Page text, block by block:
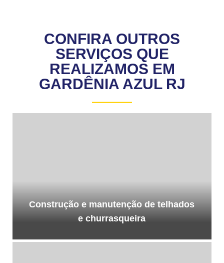
CONFIRA OUTROS
SERVIÇOS QUE
REALIZAMOS EM
GARDÊNIA AZUL RJ
Construção e manutenção de telhados
e churrasqueira